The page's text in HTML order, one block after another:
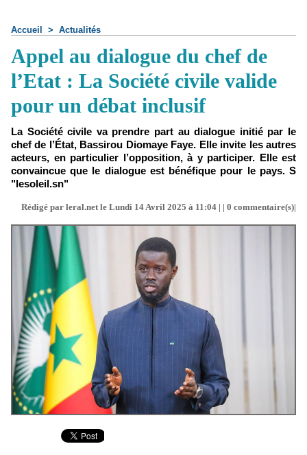
Accueil > Actualités
Appel au dialogue du chef de
l’Etat : La Société civile valide
pour un débat inclusif
La Société civile va prendre part au dialogue initié par le
chef de l’État, Bassirou Diomaye Faye. Elle invite les autres
acteurs, en particulier l’opposition, à y participer. Elle est
convaincue que le dialogue est bénéfique pour le pays. S
"lesoleil.sn"
Rédigé par leral.net le Lundi 14 Avril 2025 à 11:04 | | 0 commentaire(s)|